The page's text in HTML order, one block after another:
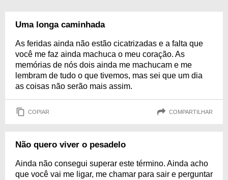
Uma longa caminhada
As feridas ainda não estão cicatrizadas e a falta que
você me faz ainda machuca o meu coração. As
memórias de nós dois ainda me machucam e me
lembram de tudo o que tivemos, mas sei que um dia
as coisas não serão mais assim.
COPIAR COMPARTILHAR
Não quero viver o pesadelo
Ainda não consegui superar este término. Ainda acho
que você vai me ligar, me chamar para sair e perguntar